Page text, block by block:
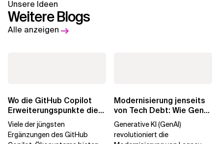
Unsere Ideen
Weitere Blogs
Alle anzeigen
Wo die GitHub Copilot
Erweiterungspunkte die
Governance brechen
Viele der jüngsten
Ergänzungen des GitHub
Modernisierung jenseits
von Tech Debt: Wie GenAI
die
Generative KI (GenAI)
revolutioniert die